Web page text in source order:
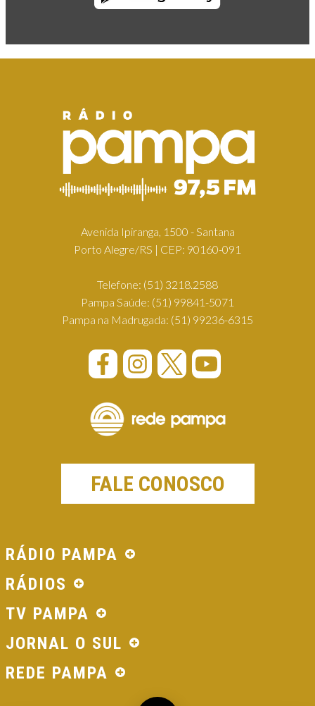
Avenida Ipiranga, 1500 - Santana
Porto Alegre/RS | CEP: 90160-091
Telefone: (51) 3218.2588
Pampa Saúde: (51) 99841-5071
Pampa na Madrugada: (51) 99236-6315
FALE CONOSCO
RÁDIO PAMPA
RÁDIOS
TV PAMPA
JORNAL O SUL
REDE PAMPA